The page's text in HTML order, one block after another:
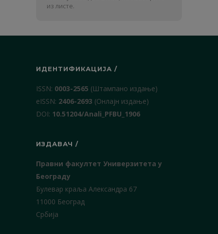
презиме
из листе.
ИДЕНТИФИКАЦИЈА /
ISSN: 0003-2565 (Штампано издање)
еISSN: 2406-2693 (Онлајн издање)
DOI: 10.51204/Anali_PFBU_1906
ИЗДАВАЧ /
Правни факултет Универзитета у
Београду
Булевар краља Александра 67
11000 Београд
Србија